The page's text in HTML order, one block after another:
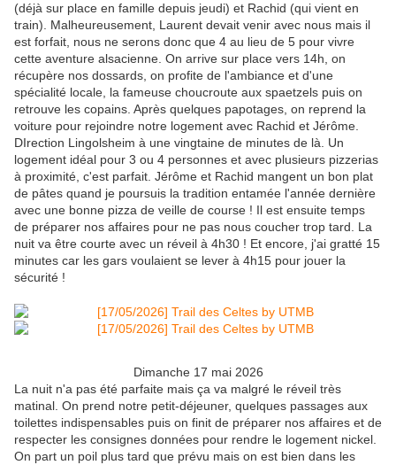
(déjà sur place en famille depuis jeudi) et Rachid (qui vient en
train). Malheureusement, Laurent devait venir avec nous mais il
est forfait, nous ne serons donc que 4 au lieu de 5 pour vivre
cette aventure alsacienne. On arrive sur place vers 14h, on
récupère nos dossards, on profite de l'ambiance et d'une
spécialité locale, la fameuse choucroute aux spaetzels puis on
retrouve les copains. Après quelques papotages, on reprend la
voiture pour rejoindre notre logement avec Rachid et Jérôme.
DIrection Lingolsheim à une vingtaine de minutes de là. Un
logement idéal pour 3 ou 4 personnes et avec plusieurs pizzerias
à proximité, c'est parfait. Jérôme et Rachid mangent un bon plat
de pâtes quand je poursuis la tradition entamée l'année dernière
avec une bonne pizza de veille de course ! Il est ensuite temps
de préparer nos affaires pour ne pas nous coucher trop tard. La
nuit va être courte avec un réveil à 4h30 ! Et encore, j'ai gratté 15
minutes car les gars voulaient se lever à 4h15 pour jouer la
sécurité !
Dimanche 17 mai 2026
La nuit n'a pas été parfaite mais ça va malgré le réveil très
matinal. On prend notre petit-déjeuner, quelques passages aux
toilettes indispensables puis on finit de préparer nos affaires et de
respecter les consignes données pour rendre le logement nickel.
On part un poil plus tard que prévu mais on est bien dans les